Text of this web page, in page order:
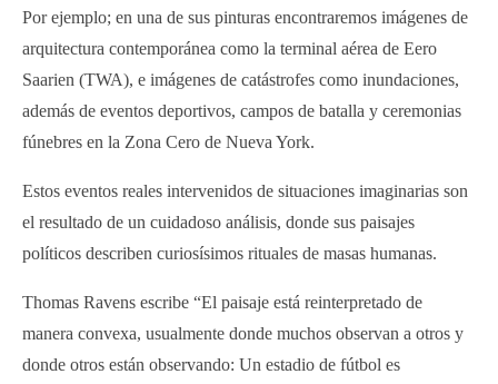
Por ejemplo; en una de sus pinturas encontraremos imágenes de
arquitectura contemporánea como la terminal aérea de Eero
Saarien (TWA), e imágenes de catástrofes como inundaciones,
además de eventos deportivos, campos de batalla y ceremonias
fúnebres en la Zona Cero de Nueva York.
Estos eventos reales intervenidos de situaciones imaginarias son
el resultado de un cuidadoso análisis, donde sus paisajes
políticos describen curiosísimos rituales de masas humanas.
Thomas Ravens escribe “El paisaje está reinterpretado de
manera convexa, usualmente donde muchos observan a otros y
donde otros están observando: Un estadio de fútbol es